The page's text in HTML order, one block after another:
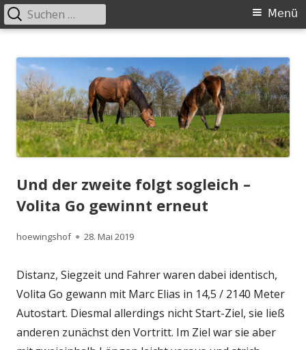
zum
Inhalt
Primäres
Menü
Suchen
nach:
Und der zweite folgt sogleich –
Volita Go gewinnt erneut
Autor
hoewingshof
Veröffentlicht
28. Mai 2019
Distanz, Siegzeit und Fahrer waren dabei identisch,
Volita Go gewann mit Marc Elias in 14,5 / 2140 Meter
Autostart. Diesmal allerdings nicht Start-Ziel, sie ließ
anderen zunächst den Vortritt. Im Ziel war sie aber